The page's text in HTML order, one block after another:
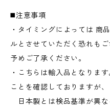
◼️注意事項
・タイミングによっては
ルとさせていただく恐れもご
予めご了承ください。
・こちらは輸入品となりま
ことを確認しておりますが、
日本製とは検品基準が異